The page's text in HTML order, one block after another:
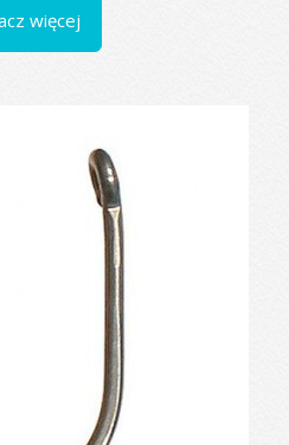
więcej